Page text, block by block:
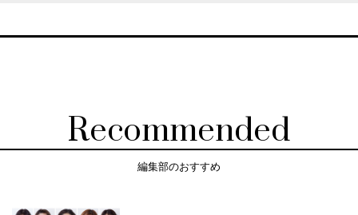
Recommended
編集部のおすすめ